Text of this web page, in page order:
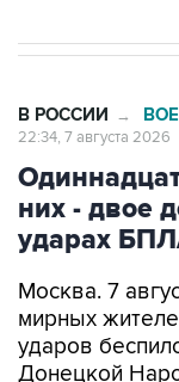
В РОССИИ →
22:34, 7 августа 2026
них - двое
ударах
Москва. 7
мирных
ударов
Донецкой